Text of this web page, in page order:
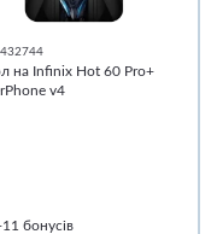
на Infinix Hot 60 Pro+
v4
бонусів